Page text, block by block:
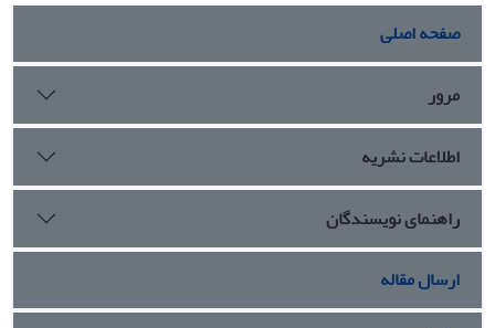
صفحه اصلی
مرور
اطلاعات نشریه
راهنمای نویسندگان
ارسال مقاله